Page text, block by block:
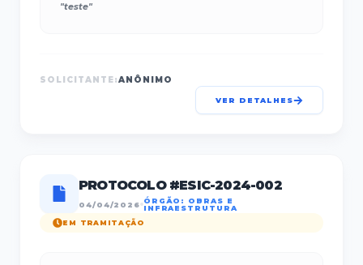
"teste"
SOLICITANTE:ANÔNIMO
VER DETALHES
PROTOCOLO #ESIC-2024-002
04/04/2026 ÓRGÃO: OBRAS E
INFRAESTRUTURA
EM TRAMITAÇÃO